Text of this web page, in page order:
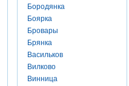
Бородянка
Боярка
Бровары
Брянка
Васильков
Вилково
Винница